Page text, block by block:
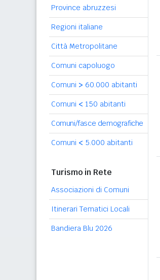
Province abruzzesi
Regioni italiane
Città Metropolitane
Comuni capoluogo
Comuni > 60.000 abitanti
Comuni < 150 abitanti
Comuni/fasce demografiche
Comuni < 5.000 abitanti
Turismo in Rete
Associazioni di Comuni
Itinerari Tematici Locali
Bandiera Blu 2026